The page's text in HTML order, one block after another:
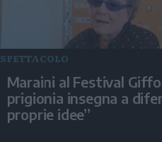
SPETTACOLO
Maraini al Festival
prigionia insegna a
proprie idee”